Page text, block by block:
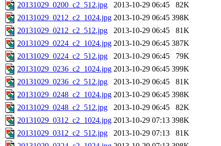
20131029_0200_c2_512.jpg
2013-10-29 06:45
82K
20131029_0212_c2_1024.jpg 2013-10-29 06:45 398K
20131029_0212_c2_512.jpg
2013-10-29 06:45
81K
20131029_0224_c2_1024.jpg 2013-10-29 06:45 387K
20131029_0224_c2_512.jpg
2013-10-29 06:45
79K
20131029_0236_c2_1024.jpg 2013-10-29 06:45 399K
20131029_0236_c2_512.jpg
2013-10-29 06:45
81K
20131029_0248_c2_1024.jpg 2013-10-29 06:45 398K
20131029_0248_c2_512.jpg
2013-10-29 06:45
82K
20131029_0312_c2_1024.jpg 2013-10-29 07:13 398K
20131029_0312_c2_512.jpg
2013-10-29 07:13
81K